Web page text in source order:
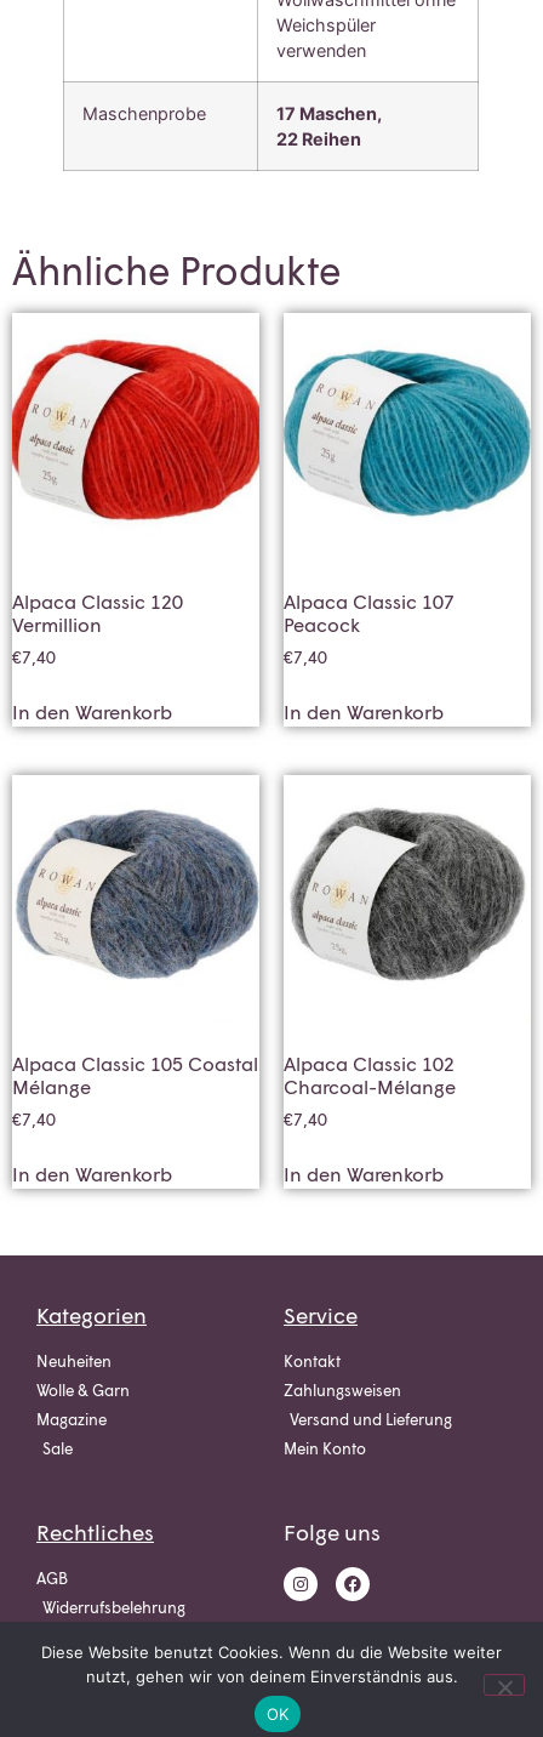
Weichspüler
verwenden
Maschenprobe
17 Maschen,
22 Reihen
Ähnliche Produkte
Alpaca Classic 120
Vermillion
€7,40
In den Warenkorb
Alpaca Classic 107
Peacock
€7,40
In den Warenkorb
Alpaca Classic 105 Coastal
Mélange
€7,40
In den Warenkorb
Alpaca Classic 102
Charcoal-Mélange
€7,40
In den Warenkorb
Kategorien
Neuheiten
Wolle & Garn
Magazine
Sale
Service
Kontakt
Zahlungsweisen
Versand und Lieferung
Mein Konto
Rechtliches
AGB
Widerrufsbelehrung
Folge uns
Diese Website benutzt Cookies. Wenn du die Website weiter
nutzt, gehen wir von deinem Einverständnis aus.
OK